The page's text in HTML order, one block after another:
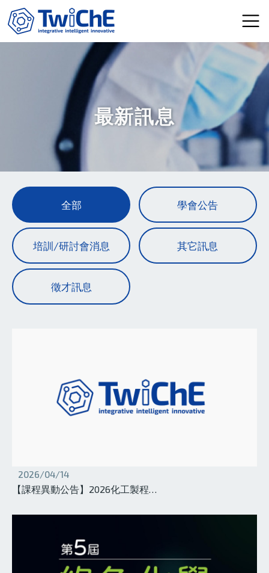
移至主內容
最新訊息
全部 學會公告
培訓/研討會消息 其它訊息
徵才訊息
2026/04/14
【課程異動公告】2026化工製程…